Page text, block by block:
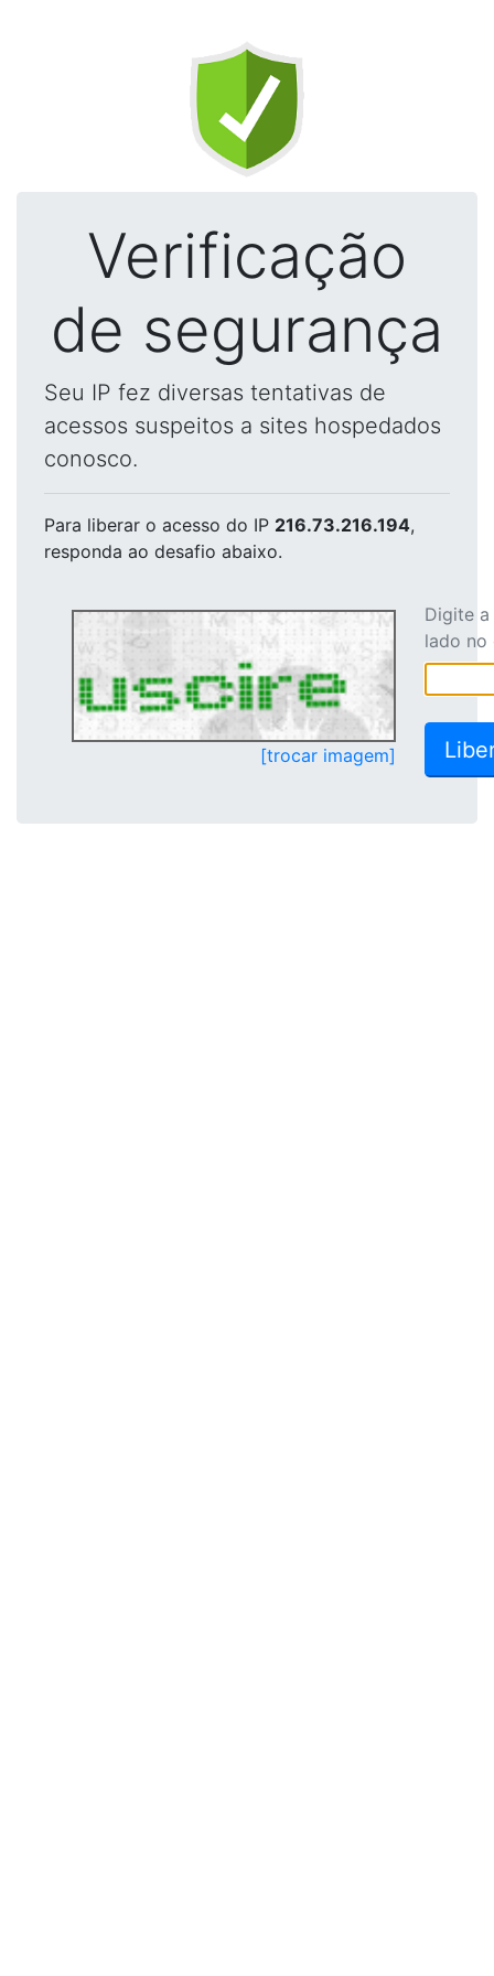
Verificação
de segurança
Seu IP fez diversas tentativas de
acessos suspeitos a sites hospedados
conosco.
Para liberar o acesso do IP 216.73.216.194,
responda ao desafio abaixo.
[trocar imagem]
Digite
lado no